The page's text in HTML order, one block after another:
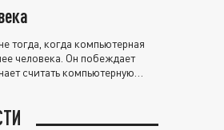
тогда, когда компьютерная
человека. Он побеждает
считать компьютерную